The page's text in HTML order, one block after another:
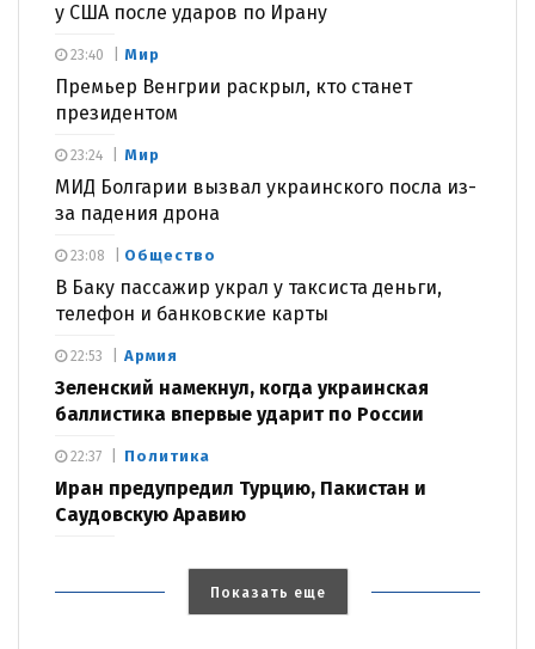
у США после ударов по Ирану
Мир
Премьер Венгрии раскрыл, кто станет
президентом
23:40
Мир
МИД Болгарии вызвал украинского посла из-
за падения дрона
23:24
Общество
В Баку пассажир украл у таксиста деньги,
телефон и банковские карты
23:08
Армия
Зеленский намекнул, когда украинская
баллистика впервые ударит по России
22:53
Политика
Иран предупредил Турцию, Пакистан и
Саудовскую Аравию
22:37
Показать еще